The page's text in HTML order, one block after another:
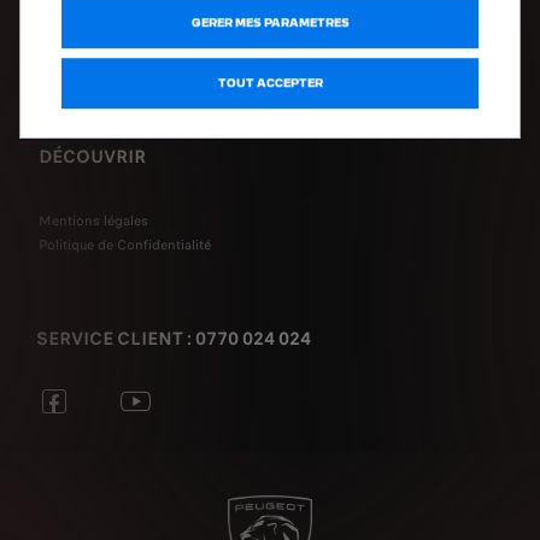
Prendre rendez-vous en ligne
DÉCOUVRIR
Mentions légales
Politique de Confidentialité
SERVICE CLIENT : 0770 024 024
GERER MES PARAMETRES
TOUT ACCEPTER